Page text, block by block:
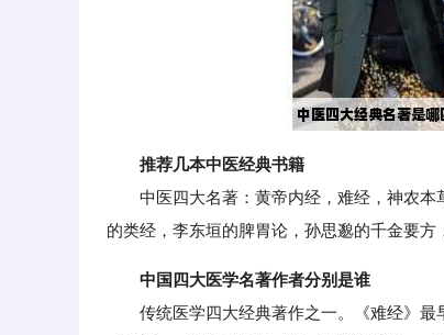
推荐几本中医经典书籍
中医四大名著：黄帝内经，难经，神农本
的类经，李东垣的脾胃论，孙思邈的千金要
中国四大医学名著作者分别是谁
传统医学四大经典著作之一。《难经》最